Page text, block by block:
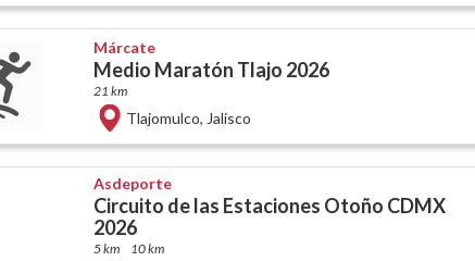
Márcate
Medio Maratón Tlajo 2026
21 km
Tlajomulco, Jalisco
Asdeporte
Circuito de las Estaciones Otoño CDMX
2026
5 km 10 km